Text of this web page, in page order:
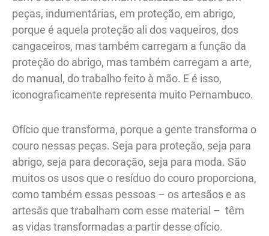
peças, indumentárias, em proteção, em abrigo,
porque é aquela proteção ali dos vaqueiros, dos
cangaceiros, mas também carregam a função da
proteção do abrigo, mas também carregam a arte,
do manual, do trabalho feito à mão. E é isso,
iconograficamente representa muito Pernambuco.
Ofício que transforma, porque a gente transforma o
couro nessas peças. Seja para proteção, seja para
abrigo, seja para decoração, seja para moda. São
muitos os usos que o resíduo do couro proporciona,
como também essas pessoas – os artesãos e as
artesãs que trabalham com esse material – têm
as vidas transformadas a partir desse ofício.